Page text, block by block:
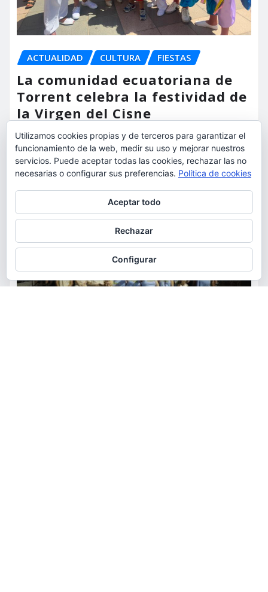
ACTUALIDAD CULTURA FIESTAS
La comunidad ecuatoriana de
Torrent celebra la festividad de
la Virgen del Cisne
torrent al dia Ago 9, 2026
Utilizamos cookies propias y de terceros para garantizar el
funcionamiento de la web, medir su uso y mejorar nuestros
servicios. Puede aceptar todas las cookies, rechazar las no
necesarias o configurar sus preferencias. Política de cookies
Aceptar todo
Rechazar
Configurar
Para obtener más información, incluido cómo gestionar las cookies,